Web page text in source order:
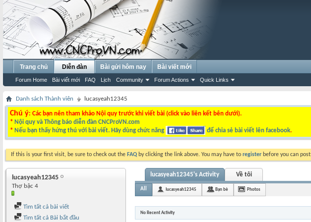
Trang chủ Diễn đàn
Forum Home Bài viết mới FAQ Lịch Community Forum Actions Quick Links
Bài gửi hôm nay Bài viết mới
Danh sách Thành viên lucasyeah12345
Chú ý: Các bạn nên tham khảo Nội quy trước khi viết bài (click vào liên kết bên dưới).
* Nội quy và Thông báo diễn đàn CNCProVN.com
* Nếu bạn thấy hứng thú với bài viết. Hãy dùng chức năng để chia sẻ bài viết lên facebook.
If this is your first visit, be sure to check out the FAQ by clicking the link above. You may have to register before you can
lucasyeah12345
Thợ bậc 4
Tìm tất cả bài viết
Tìm tất cả Bài bắt đầu
lucasyeah12345's Activity Về tôi
All lucasyeah12345 Bạn bè Photos
No Recent Activity